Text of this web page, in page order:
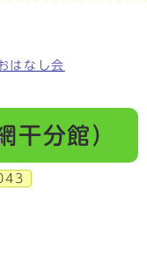
はなし会
干分館）